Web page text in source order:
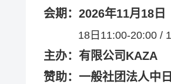
会期：2026年11月18日
18日11:00-20:00 / 19
主办：有限公司KAZA
赞助：一般社团法人中